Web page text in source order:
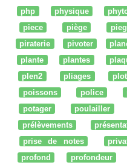
php
physique
piece
piège
piraterie
pivoter
plante
plantes
plen2
pliages plot
poissons
police
potager
poulailler
prélèvements
prise de notes
profond
profondeur